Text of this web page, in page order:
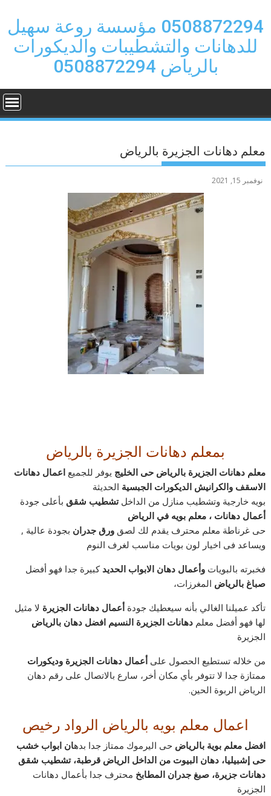
content
0508872294 مؤسسة روعة سهيل
للدهانات والتشطيبات والديكورات
بالرياض 0508872294
معلم دهانات الجزيرة بالرياض
نوفمبر 15, 2021
بمعلم دهانات الجزيرة بالرياض
معلمدهانات الجزيرة بالرياض حى الخليج يوفر للجميعاعمال دهانات
الاسقف والكرانيش الديكورات الجبسية الحديثة
بويه خارجية وتشطيب منازل من الداخلتشطيب شقق بأعلى جودة
أعمال دهانات ، معلم بويه في الرياض
حى غرناطة معلم محترف يقدم لك لصقورق جدران بجودة عالية ,
ويساعد فى اخيار لون بويات مناسب لغرف النوم
فخبرته بالبوياتوأعمال دهان الابواب الحديد كبيرة جدا فهو أفضل
صباغ بالرياض المغرزات،
تأكد عميلنا الغالي بأنه سيعطيك جودةأعمال دهانات الجزيرة لا مثيل
لها فهو أفضل معلمدهانات الجزيرة النسيم افضل دهان بالرياض
الجزيرة
من خلاله تستطيع الحصول علىأعمال دهانات الجزيرة وديكورات
ممتازة جدا لا تتوفر بأي مكان أخر، سارع بالاتصال على رقم دهان
الرياض الربوة الحين.
اعمال معلم بويه بالرياض الرواد رخيص
افضل معلم بوية بالرياض حى اليرموك ممتاز جدا بدهان ابواب خشب
حى إشبيليا، دهان البيوت من الداخل الرياض قرطبة، تشطيب شقق
دهانات جزيرة، صبغ جدران المطابخ محترف جدا بأعمال دهانات
الجزيرة